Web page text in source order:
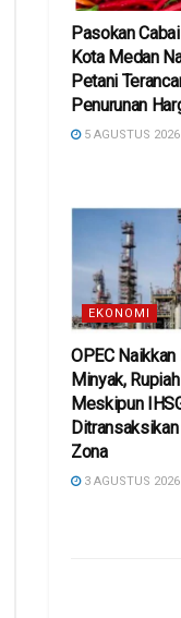
Pasokan
Kota Medan
Petani
Penurunan
5 AGUSTUS 2026
EKONOMI
OPEC
Minyak,
Meskipun
Zona
3 AGUSTUS 2026